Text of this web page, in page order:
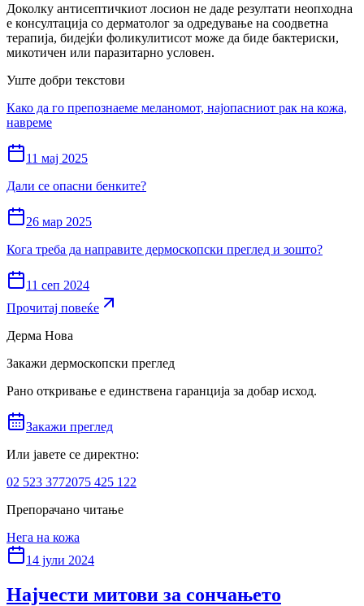
Доколку антисептичкиот лосион не даде резултати неопходна
е консултација со дерматолог за одредување на соодветна
терапија, бидејќи фоликулитисот може да биде бактериски,
микотичен или паразитарно условен.
Уште добри текстови
Како да го препознаеме меланомот, најопасниот рак на кожа,
навреме
11 мај 2025
Дали се опасни бенките?
26 мар 2025
Кога треба да направите дермоскопски преглед и зошто?
11 сеп 2024
Прочитај повеќе
Дерма Нова
Закажи дермоскопски преглед
Рано откривање е единствена гаранција за добар исход.
Закажи преглед
Или јавете се директно:
02 523 3772075 425 122
Препорачано читање
Нега на кожа
14 јули 2024
Најчести митови за сончањето